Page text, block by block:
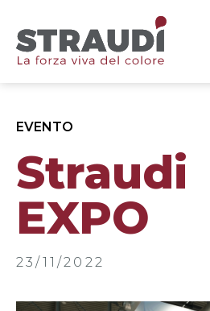
EVENTO
Straudi
EXPO
23/11/2022